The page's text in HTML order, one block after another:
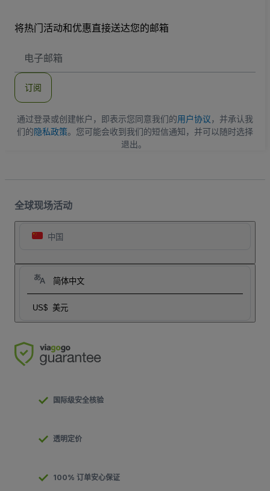
将热门活动和优惠直接送达您的邮箱
子
地
订阅
通过登录或创建帐户，即表示您同意我们的用户协议，并承认我
们的隐私政策。您可能会收到我们的短信通知，并可以随时选择
退出。
全球现场活动
中国
简体中文
US$ 美元
国际级安全核验
透明定价
100% 订单安心保证